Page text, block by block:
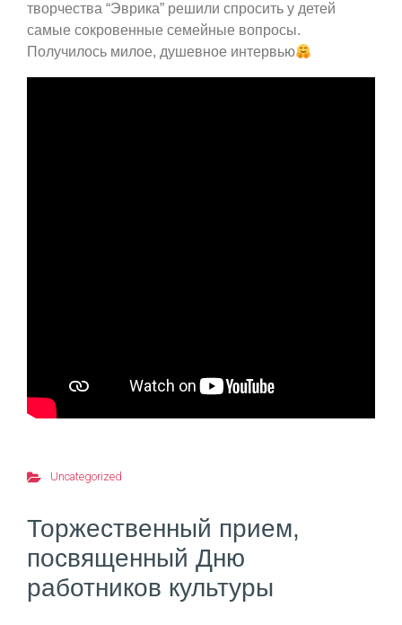
творчества “Эврика” решили спросить у детей
самые сокровенные семейные вопросы.
Получилось милое, душевное интервью
Uncategorized
Торжественный прием,
посвященный Дню
работников культуры